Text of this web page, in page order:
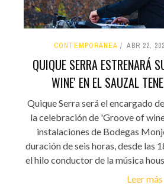
CONTEMPORÁNEA ABR 22,
QUIQUE SERRA ESTRENARÁ
WINE' EN EL SAUZAL
Quique Serra será el encargado
la celebración de 'Groove of
instalaciones de Bodegas
duración de seis horas, desde las
el hilo conductor de la música
Leer más